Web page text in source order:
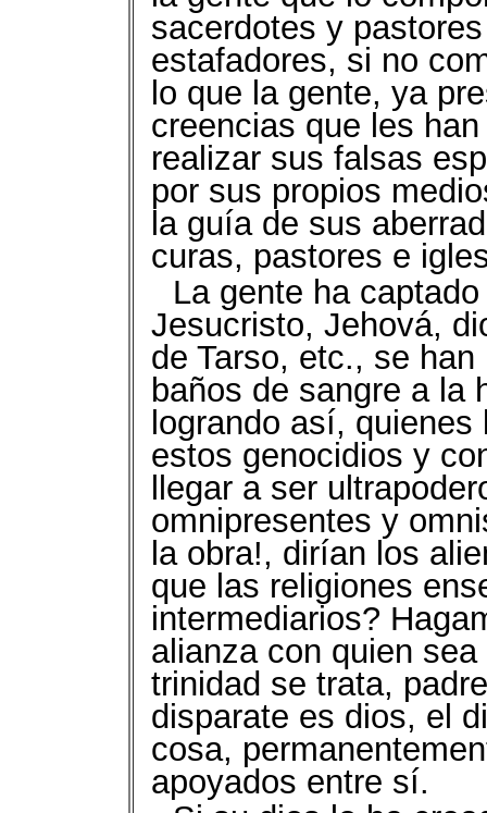
sacerdotes y
estafadores, si no
lo que la gente, ya
creencias que les
realizar sus falsas
por sus propios
la guía de sus
curas, pastores e
La gente ha
Jesucristo, Jehová,
de Tarso, etc., se
baños de sangre a la
logrando así,
estos genocidios y
llegar a ser
omnipresentes y
la obra!, dirían los
que las religiones
intermediarios?
alianza con quien
trinidad se trata,
disparate es dios, el
cosa,
apoyados entre sí.